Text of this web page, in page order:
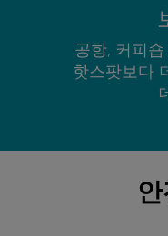
공항, 커피
핫스팟보다